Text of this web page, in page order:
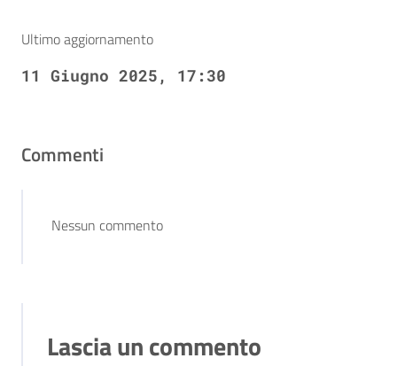
Ultimo aggiornamento
11 Giugno 2025, 17:30
Commenti
Nessun commento
Lascia un commento